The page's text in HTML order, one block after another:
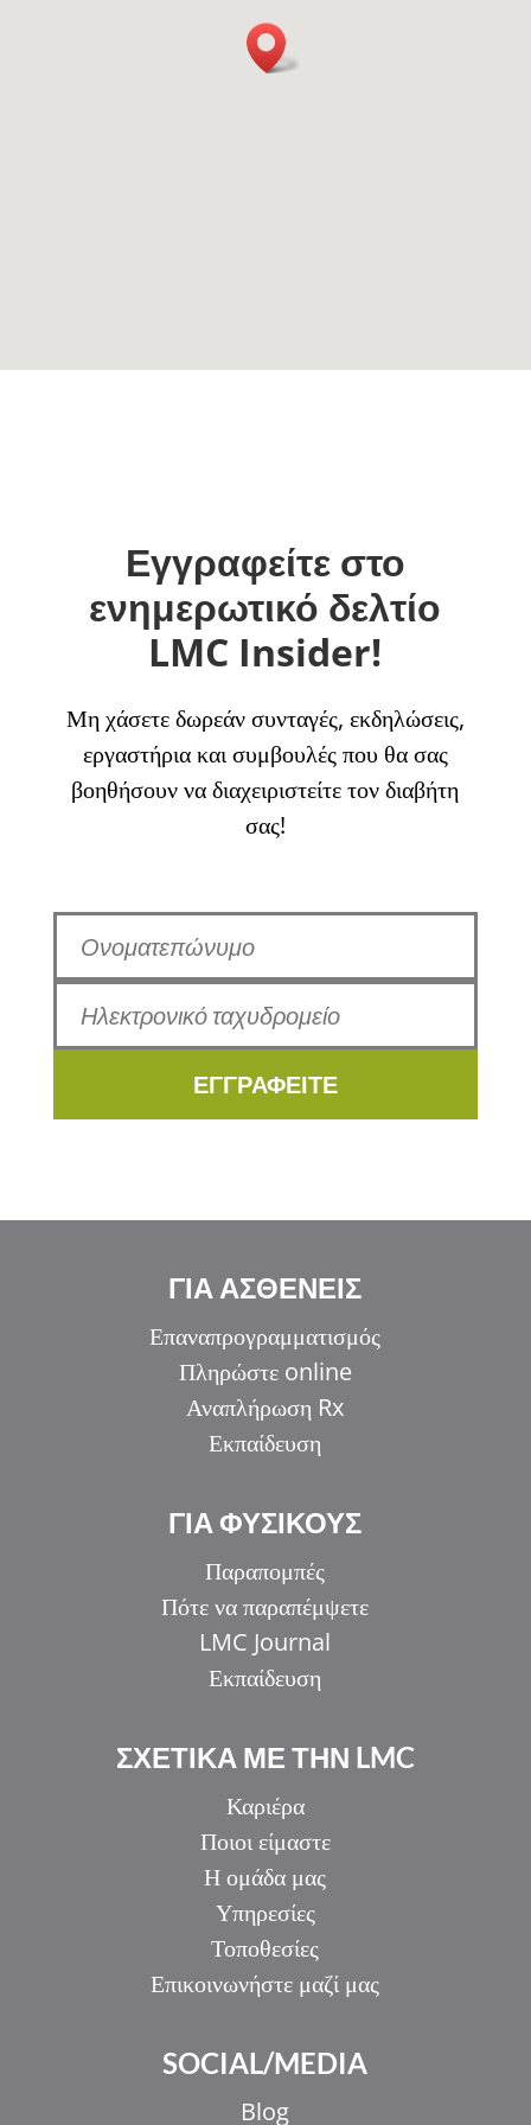
Εγγραφείτε στο
ενημερωτικό δελτίο
LMC Insider!
Μη χάσετε δωρεάν συνταγές, εκδηλώσεις,
εργαστήρια και συμβουλές που θα σας
βοηθήσουν να διαχειριστείτε τον διαβήτη
σας!
ΕΓΓΡΑΦΕΙΤΕ
ΓΙΑ ΑΣΘΕΝΕΙΣ
Επαναπρογραμματισμός
Πληρώστε online
Αναπλήρωση Rx
Εκπαίδευση
ΓΙΑ ΦΥΣΙΚΟΥΣ
Παραπομπές
Πότε να παραπέμψετε
LMC Journal
Εκπαίδευση
ΣΧΕΤΙΚΑ ΜΕ ΤΗΝ LMC
Καριέρα
Ποιοι είμαστε
Η ομάδα μας
Υπηρεσίες
Τοποθεσίες
Επικοινωνήστε μαζί μας
SOCIAL/MEDIA
Blog